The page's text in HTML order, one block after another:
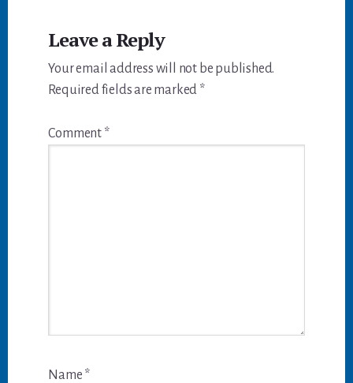
Interactions
Leave a Reply
Your email address will not be published.
Required fields are marked *
Comment *
Name *